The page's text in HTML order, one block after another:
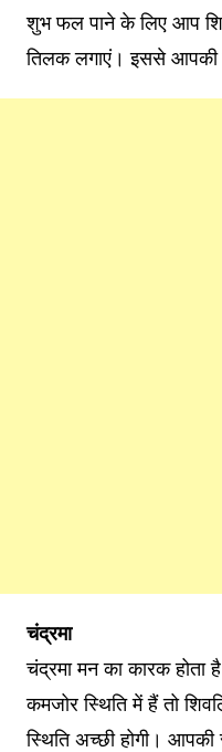
शुभ फल पाने के लिए आप
तिलक लगाएं। इससे आपकी
चंद्रमा
चंद्रमा मन का कारक
कमजोर स्थिति में हैं तो
स्थिति अच्छी होगी।